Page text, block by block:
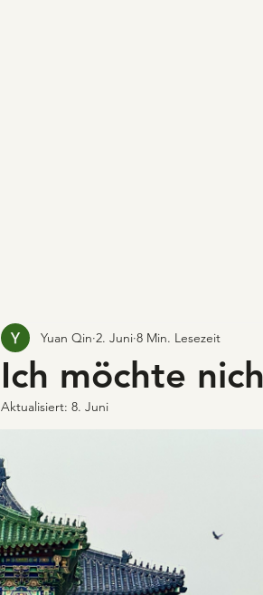
Ich möchte
Yuan Qin 2. Juni 8 Min. Lesezeit
Aktualisiert: 8. Juni